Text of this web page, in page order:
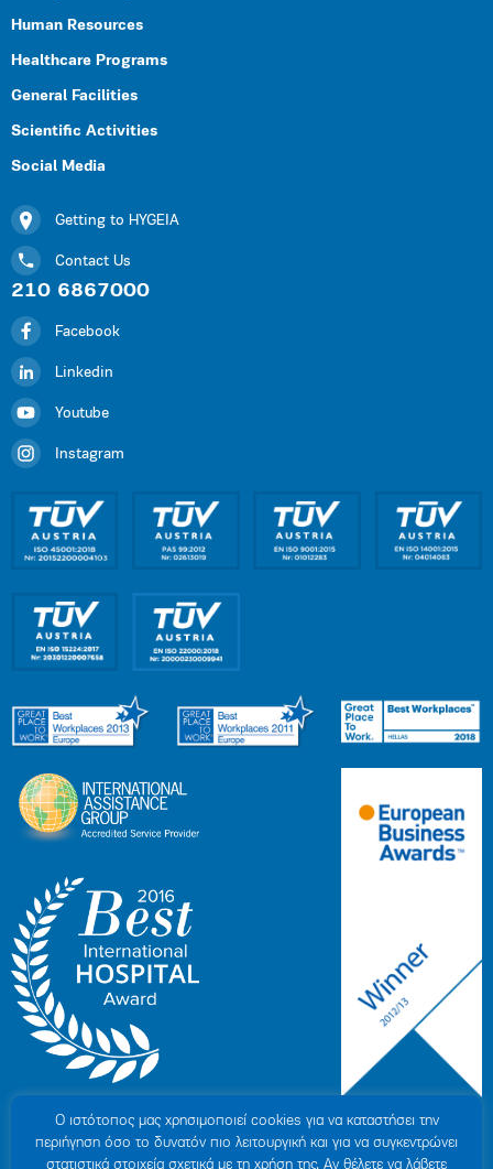
Human Resources
Healthcare Programs
General Facilities
Scientific Activities
Social Media
Getting to HYGEIA
Contact Us
210 6867000
Facebook
Linkedin
Youtube
Instagram
Ο ιστότοπoς μας χρησιμοποιεί cookies για να καταστήσει την
περιήγηση όσο το δυνατόν πιο λειτουργική και για να συγκεντρώνει
στατιστικά στοιχεία σχετικά με τη χρήση της. Αν θέλετε να λάβετε